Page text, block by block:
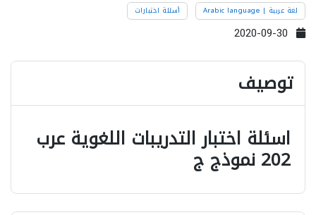
لغة عربية | Arabic language أسئلة اختبارات
توصيف
اسئلة اختبار التدريبات اللغوية عرب
202 نموذج ج